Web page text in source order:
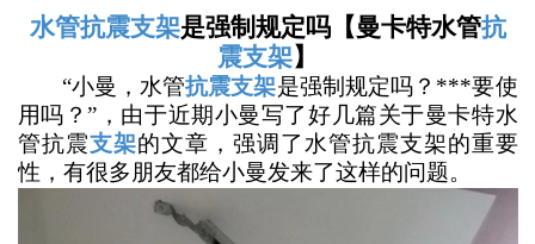
水管抗震支架是强制规定吗【曼卡特水管抗
震支架】
“小曼，水管抗震支架是强制规定吗？***要使
用吗？”，由于近期小曼写了好几篇关于曼卡特水
管抗震支架的文章，强调了水管抗震支架的重要
性，有很多朋友都给小曼发来了这样的问题。